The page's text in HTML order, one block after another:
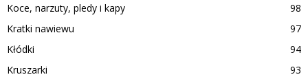
Koce, narzuty, pledy i kapy
98
Kratki nawiewu
97
Kłódki
94
Kruszarki
93